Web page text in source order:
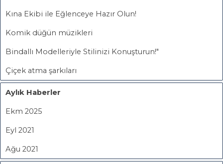
Kına Ekibi ile Eğlenceye Hazır Olun!
Komik düğün müzikleri
Bindallı Modelleriyle Stilinizi Konuşturun!"
Çiçek atma şarkıları
Aylık Haberler
Ekm 2025
Eyl 2021
Ağu 2021